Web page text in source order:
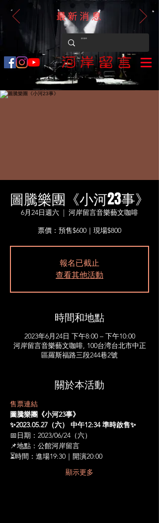
最新消息
圖騰樂團《小河23事》
6月24日週六
  |
河岸留言音樂藝文咖啡
票價：預售$600｜現場$800
報名已截止
查看其他活動
時間和地點
2023年6月24日 下午8:00 – 下午10:00
河岸留言音樂藝文咖啡, 100台湾台北市中正
區羅斯福路三段244巷2號
關於本活動
售票連結
圖騰樂團《小河23事》
✨2023.05.27（六） 中午12:34 準時啟售✨
📅日期：2023/06/24（六）
📌地點：公館河岸留言
⏳時間：進場19:30｜開演20:00
顯示更多